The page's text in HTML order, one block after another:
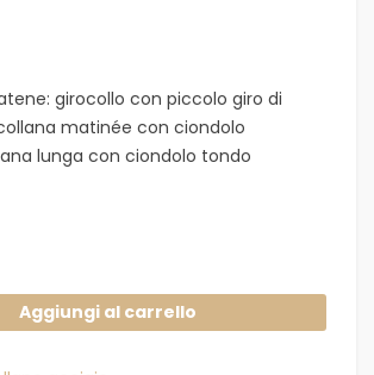
girocollo con piccolo giro di
matinée con ciondolo
lunga con ciondolo tondo
Aggiungi al carrello